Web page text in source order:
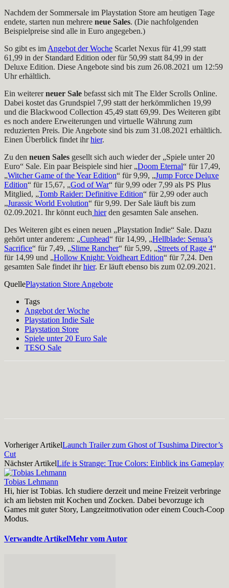
Nachdem der Sommersale im Playstation Store am heutigen Tage
endete, starten nun mehrere neue Sales. (Die nachfolgenden
Beispielpreise sind alle in Euro angegeben.)
So gibt es im Angebot der Woche Scarlet Nexus für 41,99 statt
61,99 in der Standard Edition oder für 50,99 statt 84,99 in der
Deluxe Edition. Diese Angebote sind bis zum 26.08.2021 um 12:59
Uhr erhältlich.
Ein weitererneuer Sale befasst sich mit The Elder Scrolls Online.
Dabei kostet das Grundspiel 7,99 statt der herkömmlichen 19,99
und die Blackwood Collection 45,49 statt 69,99. Des Weiteren gibt
es noch andere Erweiterungen und virtuelle Währung zum
reduzierten Preis. Die Angebote sind bis zum 31.08.2021 erhältlich.
Einen Überblick findet ihrhier.
Zu den neuen Sales gesellt sich auch wieder der „Spiele unter 20
Euro“ Sale. Ein paar Beispiele sind hier „Doom Eternal“ für 17,49,
„Witcher Game of the Year Edition“ für 9,99, „Jump Force Deluxe
Edition“ für 15,67, „God of War“ für 9,99 oder 7,99 als PS Plus
Mitglied, „Tomb Raider: Definitive Edition“ für 2,99 oder auch
„Jurassic World Evolution“ für 9,99. Der Sale läuft bis zum
02.09.2021. Ihr könnt euch hierden gesamten Sale ansehen.
Des Weiteren gibt es einen neuen „Playstation Indie“ Sale. Dazu
gehört unter anderem: „Cuphead“ für 14,99, „Hellblade: Senua’s
Sacrifice“ für 7,49, „Slime Rancher“ für 5,99, „Streets of Rage 4“
für 14,99 und „Hollow Knight: Voidheart Edition“ für 7,24. Den
gesamten Sale findet ihrhier. Er läuft ebenso bis zum 02.09.2021.
QuellePlaystation Store Angebote
Tags
Angebot der Woche
Playstation Indie Sale
Playstation Store
Spiele unter 20 Euro Sale
TESO Sale
Vorheriger ArtikelLaunch Trailer zum Ghost of Tsushima Director’s
Cut
Nächster ArtikelLife is Strange: True Colors: Einblick ins Gameplay
Tobias Lehmann
Hi, hier ist Tobias. Ich studiere derzeit und meine Freizeit verbringe
ich am liebsten mit Kochen und Zocken. Dabei bevorzuge ich
Games mit guter Story, Langzeitmotivation oder einem Couch-Coop
Modus.
Verwandte ArtikelMehr vom Autor